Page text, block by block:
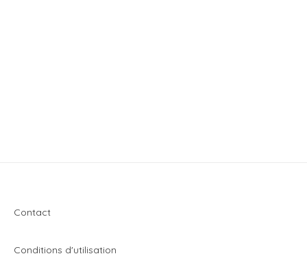
Contact
Conditions d'utilisation